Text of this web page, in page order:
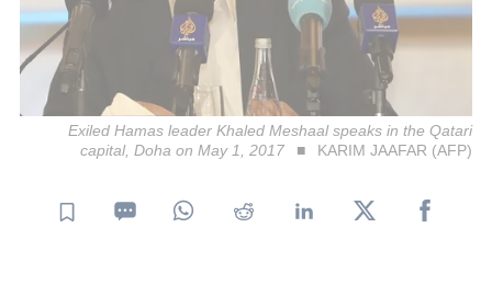
Exiled Hamas leader Khaled Meshaal speaks in the Qatari
capital, Doha on May 1, 2017
KARIM JAAFAR (AFP)